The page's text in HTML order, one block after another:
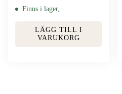
Finns i lager,
LÄGG TILL I
VARUKORG